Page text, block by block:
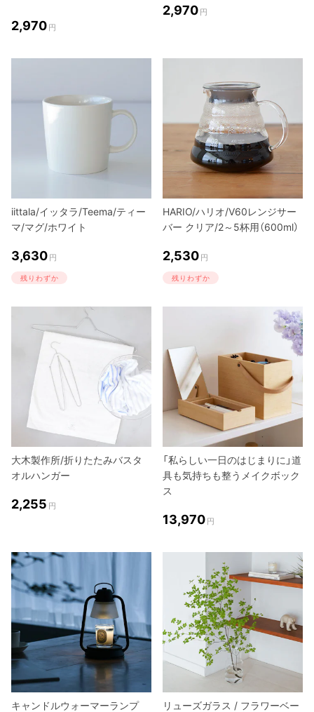
2,970 円
2,970 円
iittala/イッタラ/Teema/ティー
マ/マグ/ホワイト
3,630 円
残りわずか
HARIO/ハリオ/V60レンジサー
バー クリア/2～5杯用（600ml）
2,530 円
残りわずか
大木製作所/折りたたみバスタ
オルハンガー
2,255 円
「私らしい一日のはじまりに」道
具も気持ちも整うメイクボック
ス
13,970 円
キャンドルウォーマーランプ
リューズガラス / フラワーベー